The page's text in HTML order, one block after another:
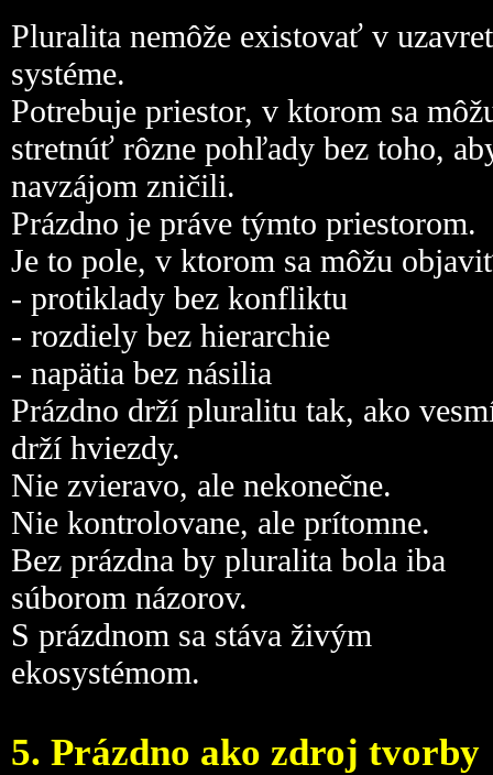
Pluralita nemôže existovať v
systéme.
Potrebuje priestor, v ktorom sa
stretnúť rôzne pohľady bez toho,
navzájom zničili.
Prázdno je práve týmto priestorom.
Je to pole, v ktorom sa môžu
- protiklady bez konfliktu
- rozdiely bez hierarchie
- napätia bez násilia
Prázdno drží pluralitu tak, ako
drží hviezdy.
Nie zvieravo, ale nekonečne.
Nie kontrolovane, ale prítomne.
Bez prázdna by pluralita bola iba
súborom názorov.
S prázdnom sa stáva živým
ekosystémom.
5. Prázdno ako zdroj tvorby